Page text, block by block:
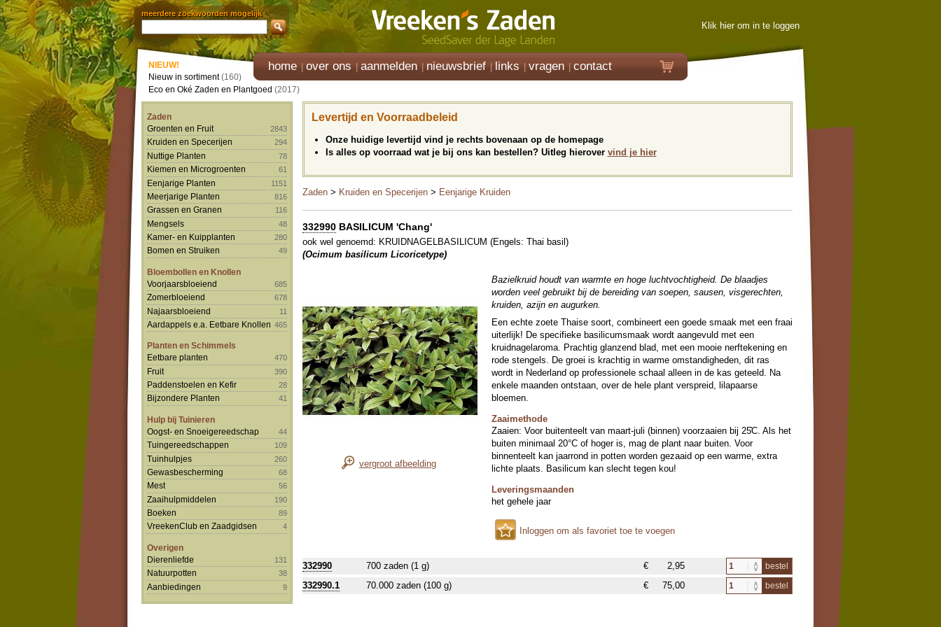
meerdere zoekwoorden mogelijk
Klik hier om in te loggen
home over ons aanmelden nieuwsbrief links vragen contact
NIEUW!
Nieuw in sortiment(160)
Eco en Oké Zaden en Plantgoed (2017)
Zaden
Groenten en Fruit
2843
Kruiden en Specerijen 294
Nuttige Planten 78
Kiemen en Microgroenten 61
Eenjarige Planten 1151
Meerjarige Planten 816
Grassen en Granen 116
Mengsels 48
Kamer- en Kuipplanten 280
Bomen en Struiken 49
Bloembollen en Knollen
Voorjaarsbloeiend
685
Zomerbloeiend 678
Najaarsbloeiend 11
Aardappels e.a. Eetbare Knollen 465
Planten en Schimmels
Eetbare planten
470
Fruit 390
Paddenstoelen en Kefir 28
Bijzondere Planten 41
Hulp bij Tuinieren
Oogst- en Snoeigereedschap
44
Tuingereedschappen 109
Tuinhulpjes 260
Gewasbescherming 68
Mest 56
Zaaihulpmiddelen 190
Boeken 89
VreekenClub en Zaadgidsen 4
Overigen
Dierenliefde
131
Natuurpotten 38
Aanbiedingen 9
Levertijd en Voorraadbeleid
Onze huidige levertijd vind je rechts bovenaan op de homepage
Is alles op voorraad wat je bij ons kan bestellen? Uitleg hierover vind je hier
Zaden > Kruiden en Specerijen > Eenjarige Kruiden
332990 BASILICUM 'Chang'
ook wel genoemd: KRUIDNAGELBASILICUM (Engels: Thai basil)
(Ocimum basilicum Licoricetype)
vergroot afbeelding
Bazielkruid houdt van warmte en hoge luchtvochtigheid. De blaadjes
worden veel gebruikt bij de bereiding van soepen, sausen, visgerechten,
kruiden, azijn en augurken.
Een echte zoete Thaise soort, combineert een goede smaak met een fraai
uiterlijk! De specifieke basilicumsmaak wordt aangevuld met een
kruidnagelaroma. Prachtig glanzend blad, met een mooie nerftekening en
rode stengels. De groei is krachtig in warme omstandigheden, dit ras
wordt in Nederland op professionele schaal alleen in de kas geteeld. Na
enkele maanden ontstaan, over de hele plant verspreid, lilapaarse
bloemen.
Zaaimethode
Zaaien: Voor buitenteelt van maart-juli (binnen) voorzaaien bij 25̊C. Als het
buiten minimaal 20°C of hoger is, mag de plant naar buiten. Voor
binnenteelt kan jaarrond in potten worden gezaaid op een warme, extra
lichte plaats. Basilicum kan slecht tegen kou!
Leveringsmaanden
het gehele jaar
Inloggen om als favoriet toe te voegen
332990 700 zaden (1 g) € 2,95 bestel
332990.1 70.000 zaden (100 g) € 75,00 bestel